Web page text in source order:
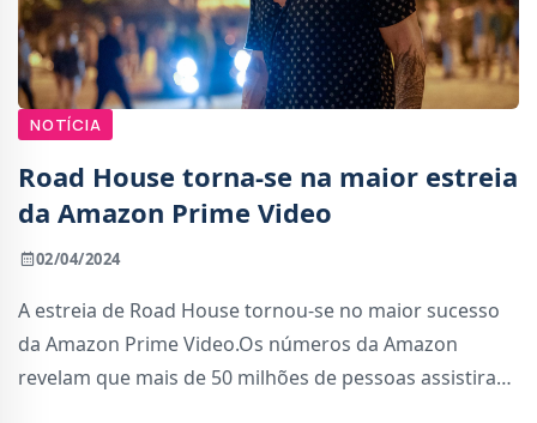
NOTÍCIA
Road House torna-se na maior estreia
da Amazon Prime Video
02/04/2024
A estreia de Road House tornou-se no maior sucesso
da Amazon Prime Video.Os números da Amazon
revelam que mais de 50 milhões de pessoas assistiram